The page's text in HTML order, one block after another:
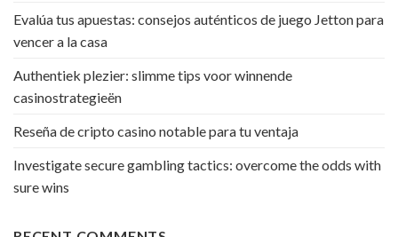
Evalúa tus apuestas: consejos auténticos de juego Jetton para
vencer a la casa
Authentiek plezier: slimme tips voor winnende
casinostrategieën
Reseña de cripto casino notable para tu ventaja
Investigate secure gambling tactics: overcome the odds with
sure wins